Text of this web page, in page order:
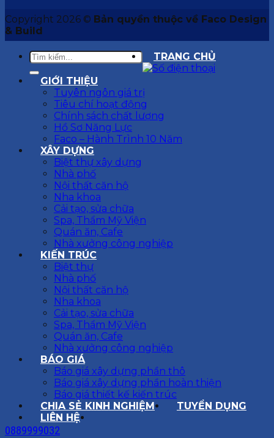
Copyright 2026 © Bản quyền thuộc về Faco Design
& Build
TRANG CHỦ
GIỚI THIỆU
Tuyên ngôn giá trị
Tiêu chí hoạt động
Chính sách chất lượng
Hồ Sơ Năng Lực
Faco – Hành Trình 10 Năm
XÂY DỰNG
Biệt thự xây dựng
Nhà phố
Nội thất căn hộ
Nha khoa
Cải tạo, sửa chữa
Spa, Thẩm Mỹ Viện
Quán ăn, Cafe
Nhà xưởng công nghiệp
KIẾN TRÚC
Biệt thự
Nhà phố
Nội thất căn hộ
Nha khoa
Cải tạo, sửa chữa
Spa, Thẩm Mỹ Viện
Quán ăn, Cafe
Nhà xưởng công nghiệp
BÁO GIÁ
Báo giá xây dựng phần thô
Báo giá xây dựng phần hoàn thiện
Báo giá thiết kế kiến trúc
CHIA SẺ KINH NGHIỆM
TUYỂN DỤNG
LIÊN HỆ
0889999032